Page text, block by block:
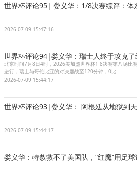
世界杯评论95| 娄义华：1/8决赛综评：体
2026-07-09 15:47:16
世界杯评论94|娄义华：瑞士人终于攻克
北京时间7月8日4时，2026美加墨世界杯1 8决赛第八场比
进行，瑞士与哥伦比亚的对决鏖战至120分钟，0比
2026-07-09 15:44:17
世界杯评论93|娄义华： 阿根廷从地狱到
2026-07-09 15:44:17
娄义华：特赦救不了美国队，“红魔”用足